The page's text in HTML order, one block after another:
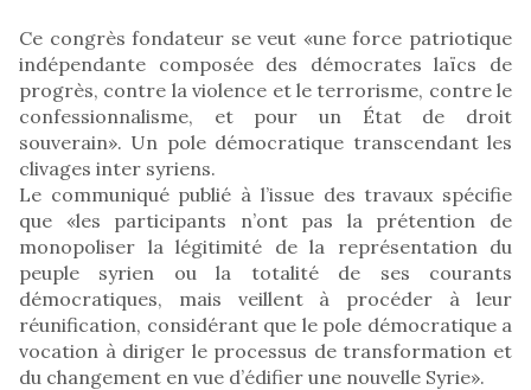
Ce congrès fondateur se veut «une force patriotique
indépendante composée des démocrates laïcs de
progrès, contre la violence et le terrorisme, contre le
confessionnalisme, et pour un État de droit
souverain». Un pole démocratique transcendant les
clivages inter syriens.
Le communiqué publié à l’issue des travaux spécifie
que «les participants n’ont pas la prétention de
monopoliser la légitimité de la représentation du
peuple syrien ou la totalité de ses courants
démocratiques, mais veillent à procéder à leur
réunification, considérant que le pole démocratique a
vocation à diriger le processus de transformation et
du changement en vue d’édifier une nouvelle Syrie».